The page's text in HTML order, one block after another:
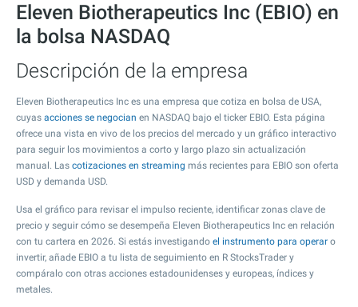
Eleven Biotherapeutics Inc (EBIO) en
la bolsa NASDAQ
Descripción de la empresa
Eleven Biotherapeutics Inc es una empresa que cotiza en bolsa de USA,
cuyas acciones se negocian en NASDAQ bajo el ticker EBIO. Esta página
ofrece una vista en vivo de los precios del mercado y un gráfico interactivo
para seguir los movimientos a corto y largo plazo sin actualización
manual. Las cotizaciones en streaming más recientes para EBIO son oferta
USD y demanda USD.
Usa el gráfico para revisar el impulso reciente, identificar zonas clave de
precio y seguir cómo se desempeña Eleven Biotherapeutics Inc en relación
con tu cartera en 2026. Si estás investigando el instrumento para operar o
invertir, añade EBIO a tu lista de seguimiento en R StocksTrader y
compáralo con otras acciones estadounidenses y europeas, índices y
metales.